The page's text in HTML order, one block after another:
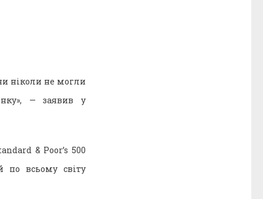
ніколи не могли
— заявив у
& Poor’s 500
по всьому світу